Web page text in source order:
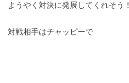
ようやく対決に発展してくれそう！
対戦相手はチャッピーで